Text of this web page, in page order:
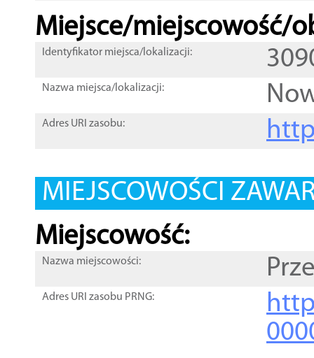
Miejsce/miejscowość/
Identyfikator miejsca/lokalizacji:
Nazwa miejsca/lokalizacji:
Adres URI zasobu:
MIEJSCOWOŚCI
Miejscowość:
Nazwa miejscowości:
Adres URI zasobu PRNG: